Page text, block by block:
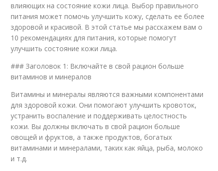
влияющих на состояние кожи лица. Выбор правильного
питания может помочь улучшить кожу, сделать ее более
здоровой и красивой. В этой статье мы расскажем вам о
10 рекомендациях для питания, которые помогут
улучшить состояние кожи лица.
### Заголовок 1: Включайте в свой рацион больше
витаминов и минералов
Витамины и минералы являются важными компонентами
для здоровой кожи. Они помогают улучшить кровоток,
устранить воспаление и поддерживать целостность
кожи. Вы должны включать в свой рацион больше
овощей и фруктов, а также продуктов, богатых
витаминами и минералами, таких как яйца, рыба, молоко
и т.д.